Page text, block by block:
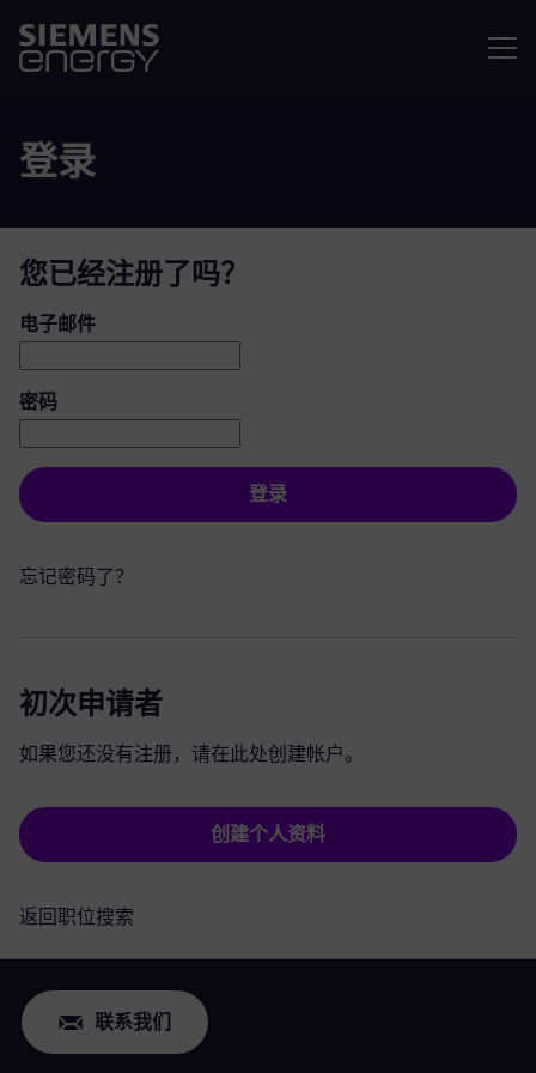
登录
您已经注册了吗？
登录：用户和密码
电子邮件
密码
登录
忘记密码了？
初次申请者
如果您还没有注册，请在此处创建帐户。
创建个人资料
返回职位搜索
联系我们